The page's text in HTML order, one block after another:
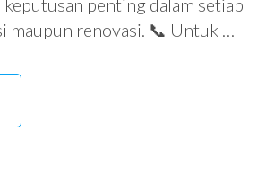
penting dalam setiap
maupun renovasi. 📞 Untuk …